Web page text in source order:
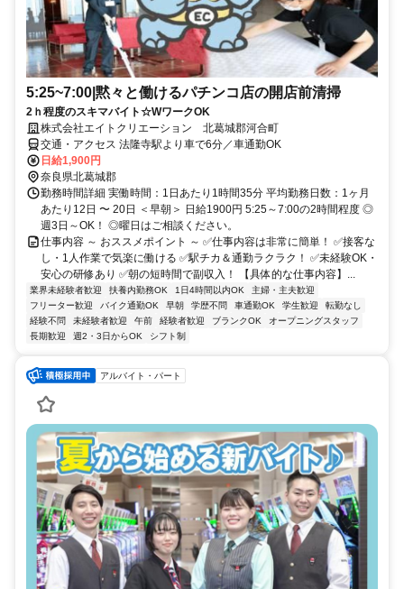
5:25~7:00|黙々と働けるパチンコ店の開店前清掃
2ｈ程度のスキマバイト☆WワークOK
株式会社エイトクリエーション 北葛城郡河合町
交通・アクセス 法隆寺駅より車で6分／車通勤OK
日給1,900円
奈良県北葛城郡
勤務時間詳細 実働時間：1日あたり1時間35分 平均勤務日数：1ヶ月
あたり12日 〜 20日 ＜早朝＞ 日給1900円 5:25～7:00の2時間程度 ◎
週3日～OK！ ◎曜日はご相談ください。
仕事内容 ～ おススメポイント ～ ✅仕事内容は非常に簡単！ ✅接客な
し・1人作業で気楽に働ける ✅駅チカ＆通勤ラクラク！ ✅未経験OK・
安心の研修あり ✅朝の短時間で副収入！ 【具体的な仕事内容】...
業界未経験者歓迎 扶養内勤務OK 1日4時間以内OK
主婦・主夫歓迎
フリーター歓迎
バイク通勤OK 早朝 学歴不問 車通勤OK 学生歓迎
転勤なし
経験不問
未経験者歓迎 午前 経験者歓迎 ブランクOK
オープニングスタッフ
長期歓迎
週2・3日からOK シフト制
アルバイト・パート